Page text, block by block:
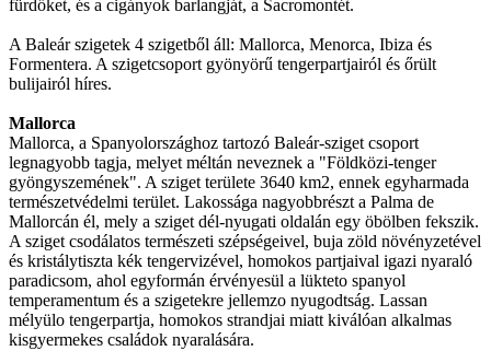
fürdőket, és a cigányok barlangját, a Sacromontét.
A Baleár szigetek 4 szigetből áll: Mallorca, Menorca, Ibiza és
Formentera. A szigetcsoport gyönyörű tengerpartjairól és őrült
bulijairól híres.
Mallorca
Mallorca, a Spanyolországhoz tartozó Baleár-sziget csoport
legnagyobb tagja, melyet méltán neveznek a "Földközi-tenger
gyöngyszemének". A sziget területe 3640 km2, ennek egyharmada
természetvédelmi terület. Lakossága nagyobbrészt a Palma de
Mallorcán él, mely a sziget dél-nyugati oldalán egy öbölben fekszik.
A sziget csodálatos természeti szépségeivel, buja zöld növényzetével
és kristálytiszta kék tengervizével, homokos partjaival igazi nyaraló
paradicsom, ahol egyformán érvényesül a lükteto spanyol
temperamentum és a szigetekre jellemzo nyugodtság. Lassan
mélyülo tengerpartja, homokos strandjai miatt kiválóan alkalmas
kisgyermekes családok nyaralására.